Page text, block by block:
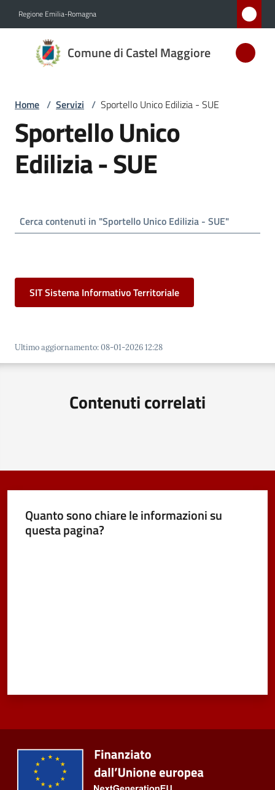
Regione Emilia-Romagna
Comune di Castel Maggiore
Comune
di Castel
D'ARGENTO
AL MERITO
CIVILE
Novità
Vivere
Castel
Amministrazione
Tutti
argomenti...
Home / Servizi / Sportello Unico Edilizia - SUE
Sportello Unico
Edilizia - SUE
SIT Sistema Informativo Territoriale
Ultimo aggiornamento:08-01-2026 12:28
Contenuti correlati
Quanto sono chiare le informazioni su
questa pagina?